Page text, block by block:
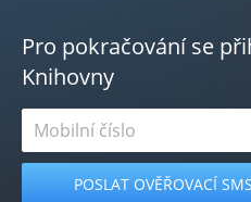
Pro pokračování se
Knihovny